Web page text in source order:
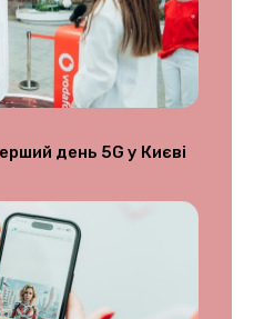
день 5G у Києві